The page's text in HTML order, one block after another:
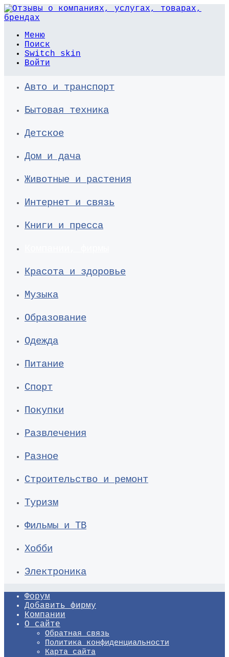
Меню
Поиск
Switch skin
Войти
Авто и транспорт
Бытовая техника
Детское
Дом и дача
Животные и растения
Интернет и связь
Книги и пресса
Красота и здоровье
Музыка
Образование
Одежда
Питание
Спорт
Покупки
Развлечения
Разное
Строительство и ремонт
Туризм
Фильмы и ТВ
Хобби
Электроника
Форум
Добавить фирму
Компании
О сайте
Обратная связь
Политика конфиденциальности
Карта сайта